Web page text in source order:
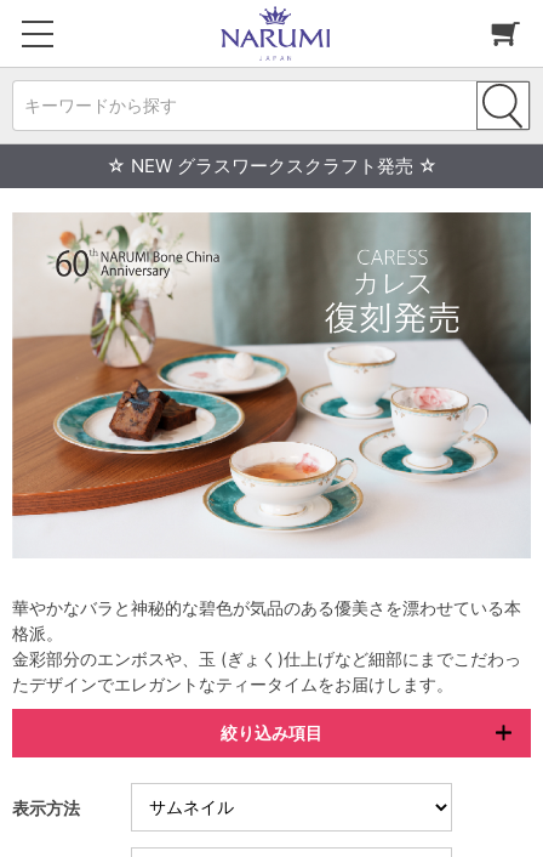
キーワードから探す
☆ NEW グラスワークスクラフト発売 ☆
華やかなバラと神秘的な碧色が気品のある優美さを漂わせている本
格派。
金彩部分のエンボスや、玉 (ぎょく)仕上げなど細部にまでこだわっ
たデザインでエレガントなティータイムをお届けします。
絞り込み項目
表示方法